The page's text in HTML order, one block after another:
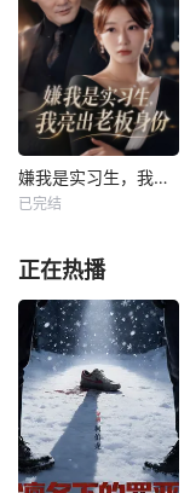
嫌我是实习生，我亮出老板身份
已完结
正在热播